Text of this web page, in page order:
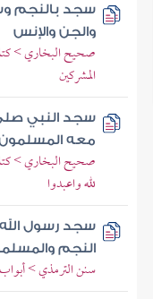
سجد بالنجم
والجن والإنس
صحيح البخاري >
المشركين
سجد النبي
معه المسلمون
صحيح البخاري >
لله واعبدوا
سجد رسول
النجم
سنن الترمذي >